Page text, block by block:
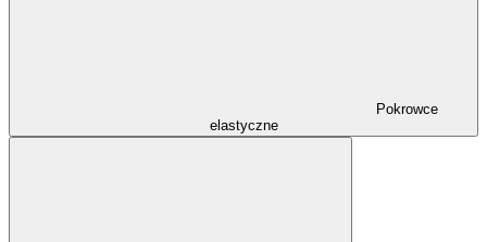
Pokrowce
elastyczne